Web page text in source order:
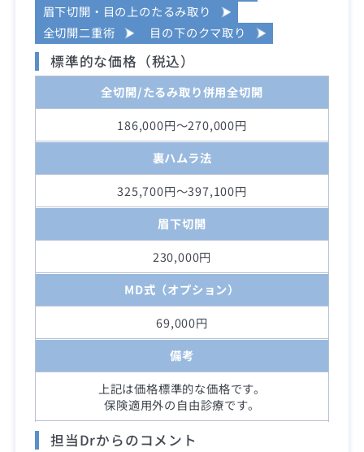
眉下切開・目の上のたるみ取り
全切開二重術
目の下のクマ取り
標準的な価格（税込）
全切開/たるみ取り併用全切開
186,000円～270,000円
裏ハムラ法
325,700円～397,100円
眉下切開
230,000円
MD式（オプション）
69,000円
備考
上記は価格標準的な価格です。
保険適用外の自由診療です。
担当Drからのコメント